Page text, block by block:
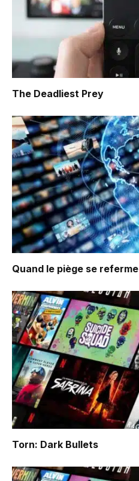
The Deadliest Prey
Quand le piège se referme
Torn: Dark Bullets